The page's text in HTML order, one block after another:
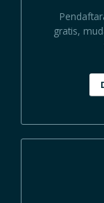
gratis,